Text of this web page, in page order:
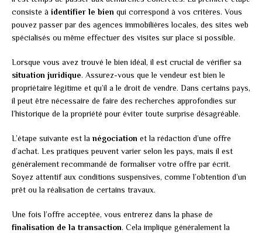
consiste à identifier le bien qui correspond à vos critères. Vous
pouvez passer par des agences immobilières locales, des sites web
spécialisés ou même effectuer des visites sur place si possible.
Lorsque vous avez trouvé le bien idéal, il est crucial de vérifier sa
situation juridique. Assurez-vous que le vendeur est bien le
propriétaire légitime et qu’il a le droit de vendre. Dans certains pays,
il peut être nécessaire de faire des recherches approfondies sur
l’historique de la propriété pour éviter toute surprise désagréable.
L’étape suivante est la négociation et la rédaction d’une offre
d’achat. Les pratiques peuvent varier selon les pays, mais il est
généralement recommandé de formaliser votre offre par écrit.
Soyez attentif aux conditions suspensives, comme l’obtention d’un
prêt ou la réalisation de certains travaux.
Une fois l’offre acceptée, vous entrerez dans la phase de
finalisation de la transaction. Cela implique généralement la